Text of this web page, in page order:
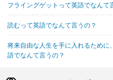
フライングゲットって英語でなんて
読むって英語でなんて言うの？
将来自由な人生を手に入れるため
語でなんて言うの？